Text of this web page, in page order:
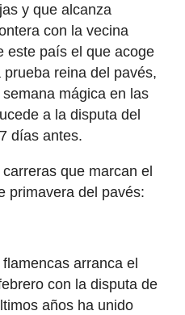
y que alcanza
con la vecina
este país el que acoge
reina del pavés,
mágica en las
a la disputa del
días antes.
que marcan el
primavera del pavés:
arranca el
con la disputa de
años ha unido